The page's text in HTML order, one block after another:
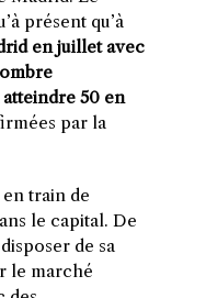
présent qu’à
en juillet avec
atteindre 50 en
par la
train de
le capital. De
de sa
le marché